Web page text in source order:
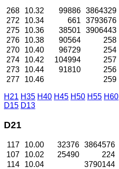
268 10.32 99886 3864329
272
10.34 661 3793676
275
10.36 38501 3906443
276
10.38 90564 258
270
10.40 96729 254
274
10.42 104994 257
273
10.44 91810 256
277
10.46 259
H21 H35 H40 H45 H50 H55 H60
D15 D13
D21
117 10.00 32376 3864576
107
10.02 25490 224
114
10.04 3790144